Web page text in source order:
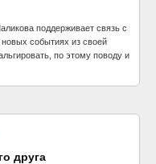
поддерживает связь с
событиях из своей
по этому поводу и
друга